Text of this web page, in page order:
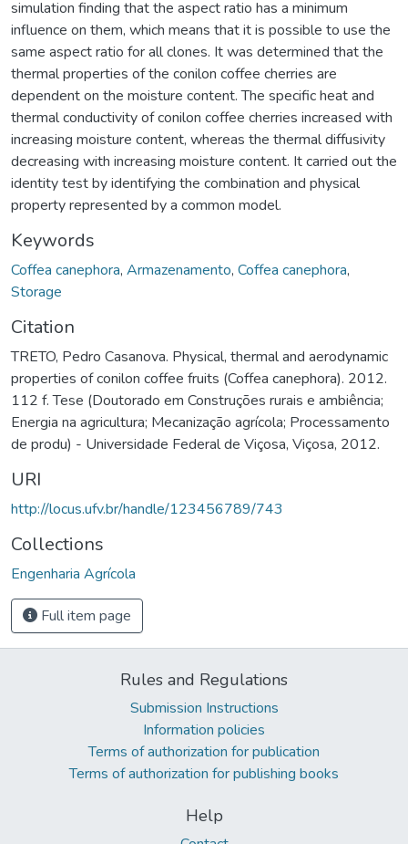
simulation finding that the aspect ratio has a minimum
influence on them, which means that it is possible to use the
same aspect ratio for all clones. It was determined that the
thermal properties of the conilon coffee cherries are
dependent on the moisture content. The specific heat and
thermal conductivity of conilon coffee cherries increased with
increasing moisture content, whereas the thermal diffusivity
decreasing with increasing moisture content. It carried out the
identity test by identifying the combination and physical
property represented by a common model.
Keywords
Coffea canephora, Armazenamento, Coffea canephora,
Storage
Citation
TRETO, Pedro Casanova. Physical, thermal and aerodynamic
properties of conilon coffee fruits (Coffea canephora). 2012.
112 f. Tese (Doutorado em Construções rurais e ambiência;
Energia na agricultura; Mecanização agrícola; Processamento
de produ) - Universidade Federal de Viçosa, Viçosa, 2012.
URI
http://locus.ufv.br/handle/123456789/743
Collections
Engenharia Agrícola
Full item page
Rules and Regulations
Submission Instructions
Information policies
Terms of authorization for publication
Terms of authorization for publishing books
Help